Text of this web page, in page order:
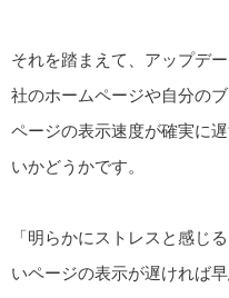
それを踏まえて、アップデ
社のホームページや自分の
ページの表示速度が確実に
いかどうかです。
「明らかにストレスと感じ
いページの表示が遅ければ